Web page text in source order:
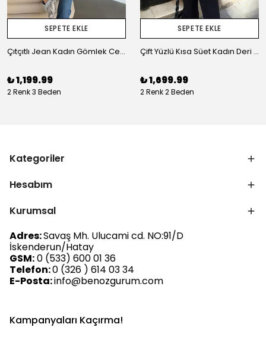
SEPETE EKLE
Çıtçıtlı Jean Kadın Gömlek Ceket
₺ 1,199.99
2 Renk 3 Beden
SEPETE EKLE
Çift Yüzlü Kısa Süet Kadın Deri Ceket
₺ 1,699.99
2 Renk 2 Beden
Kategoriler
Hesabım
Kurumsal
Adres:Savaş Mh. Ulucami cd. NO:91/D
İskenderun/Hatay
GSM:0 (533) 600 01 36
Telefon:0 (326 ) 614 03 34
E-Posta:info@benozgurum.com
Kampanyaları Kaçırma!